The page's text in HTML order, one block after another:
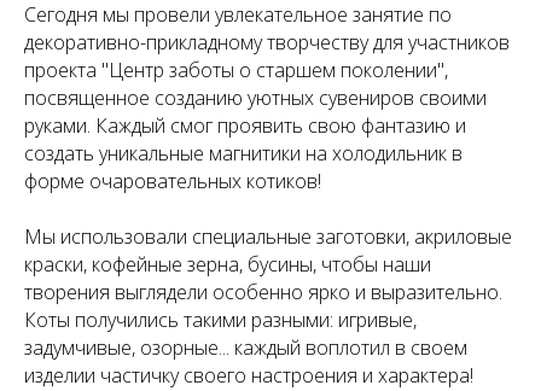
Сегодня мы провели увлекательное занятие по
декоративно-прикладному творчеству для участников
проекта "Центр заботы о старшем поколении",
посвященное созданию уютных сувениров своими
руками. Каждый смог проявить свою фантазию и
создать уникальные магнитики на холодильник в
форме очаровательных котиков!
Мы использовали специальные заготовки, акриловые
краски, кофейные зерна, бусины, чтобы наши
творения выглядели особенно ярко и выразительно.
Коты получились такими разными: игривые,
задумчивые, озорные... каждый воплотил в своем
изделии частичку своего настроения и характера!